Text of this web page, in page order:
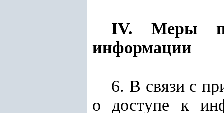
IV. Меры по
информации
6. В связи с
о доступе к